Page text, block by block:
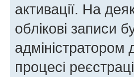
активації. На
облікові записи
процесі